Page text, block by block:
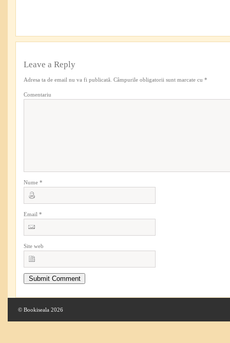
Leave a Reply
Adresa ta de email nu va fi publicată. Câmpurile obligatorii sunt marcate cu *
Comentariu
Nume *
Email *
Site web
© Bookiseala 2026